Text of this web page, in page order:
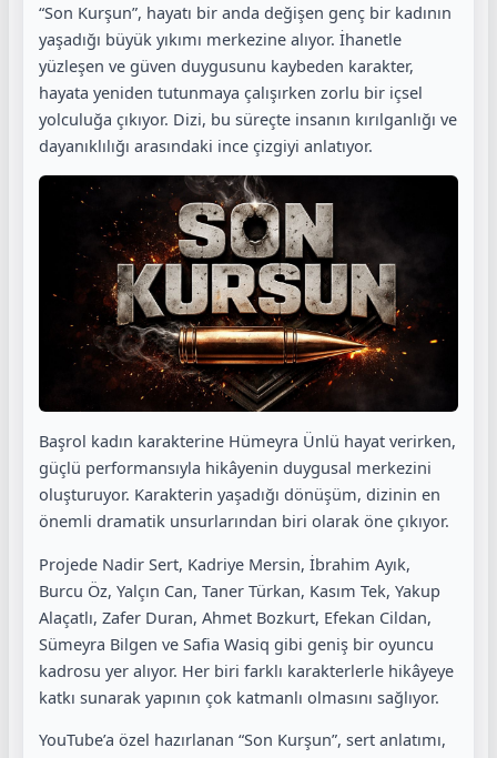
“Son Kurşun”, hayatı bir anda değişen genç bir kadının
yaşadığı büyük yıkımı merkezine alıyor. İhanetle
yüzleşen ve güven duygusunu kaybeden karakter,
hayata yeniden tutunmaya çalışırken zorlu bir içsel
yolculuğa çıkıyor. Dizi, bu süreçte insanın kırılganlığı ve
dayanıklılığı arasındaki ince çizgiyi anlatıyor.
Başrol kadın karakterine Hümeyra Ünlü hayat verirken,
güçlü performansıyla hikâyenin duygusal merkezini
oluşturuyor. Karakterin yaşadığı dönüşüm, dizinin en
önemli dramatik unsurlarından biri olarak öne çıkıyor.
Projede Nadir Sert, Kadriye Mersin, İbrahim Ayık,
Burcu Öz, Yalçın Can, Taner Türkan, Kasım Tek, Yakup
Alaçatlı, Zafer Duran, Ahmet Bozkurt, Efekan Cildan,
Sümeyra Bilgen ve Safia Wasiq gibi geniş bir oyuncu
kadrosu yer alıyor. Her biri farklı karakterlerle hikâyeye
katkı sunarak yapının çok katmanlı olmasını sağlıyor.
YouTube’a özel hazırlanan “Son Kurşun”, sert anlatımı,